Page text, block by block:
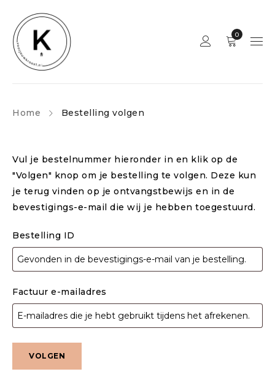
0
Home Bestelling volgen
Vul je bestelnummer hieronder in en klik op de
"Volgen" knop om je bestelling te volgen. Deze kun
je terug vinden op je ontvangstbewijs en in de
bevestigings-e-mail die wij je hebben toegestuurd.
Bestelling ID
Factuur e-mailadres
VOLGEN